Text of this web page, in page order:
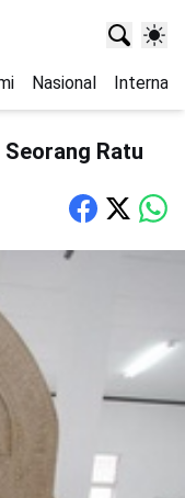
Nasional
Ratu